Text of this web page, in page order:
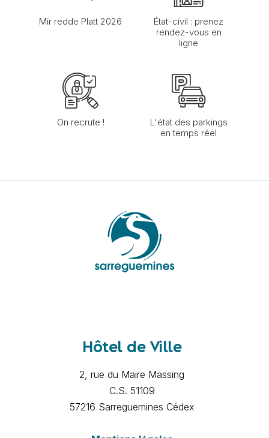
Mir redde Platt 2026
État-civil : prenez
rendez-vous en
ligne
On recrute !
L'état des parkings
en temps réel
Hôtel de Ville
2, rue du Maire Massing
C.S. 51109
57216 Sarreguemines Cédex